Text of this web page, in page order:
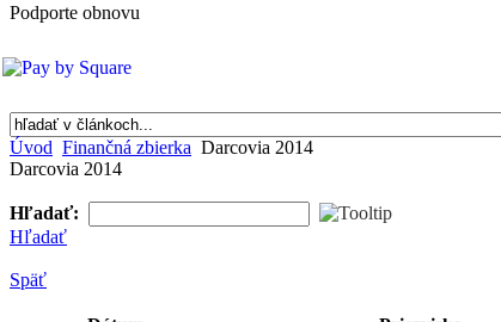
Podporte obnovu
Úvod Finančná zbierka Darcovia 2014
Darcovia 2014
Hľadať:
Hľadať
Späť